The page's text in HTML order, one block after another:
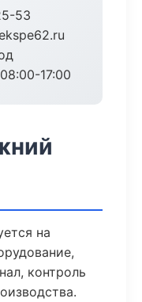
53
17:00
на
контроль